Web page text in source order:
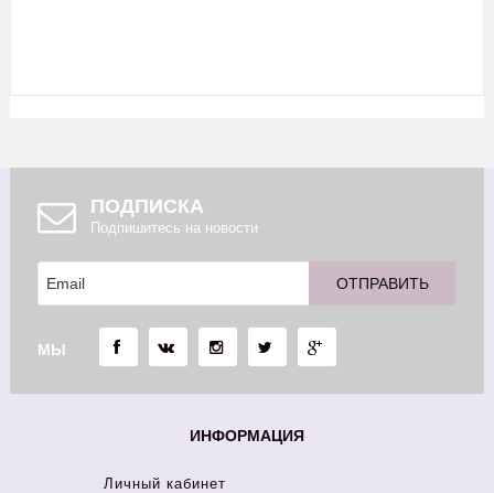
ПОДПИСКА
Подпишитесь на новости
МЫ
ИНФОРМАЦИЯ
Личный кабинет